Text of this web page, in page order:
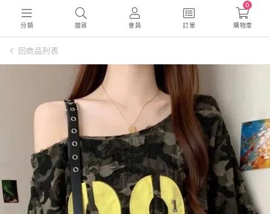
分類 搜尋 會員 訂單
0
購物車
回商品列表